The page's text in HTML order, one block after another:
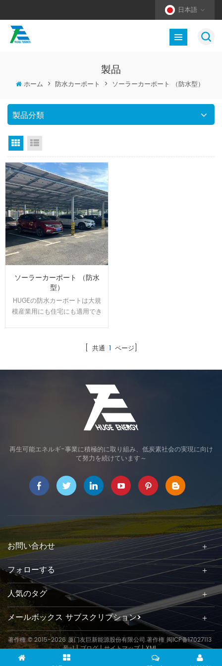
日本語
製品
ホーム > 防水カーポート > ソーラーカーポート （防水型）
製品分類
グリッドビュー
ソーラーカーポート （防水
型）
HUGEの防水カーポートは大規
模産業用にも住宅にも適用でき
になります。太陽光の発電力を
[ 共通 1 ページ]
再生可能エネルギ-事業に積極的に取り組み、低炭素社会の実現に向け
て努力を続けています～
お問い合わせ
フォローする
人気のタグ
メールボックス サブスクリプション>
著作権 © 2015-2026 厦门友巨新能源股份有限公司.著作権闽ICP备17027113
号-1|ブログ|サイトマップ|XML